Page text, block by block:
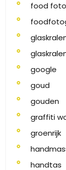
food
google
goud
gouden
graffiti
groenrijk
handtas